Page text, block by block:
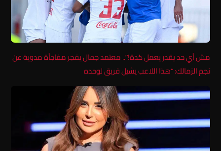
مش أي حد يقدر يعمل كدة!”.. معتمد جمال يفجر مفاجأة مدوية عن
نجم الزمالك: “هذا اللاعب يشيل فريق لوحده